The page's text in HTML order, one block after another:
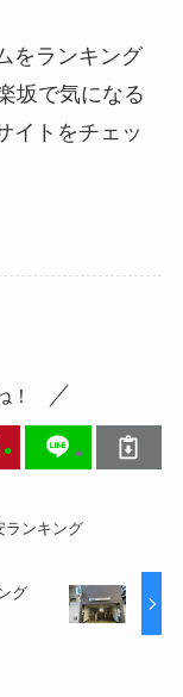
をランキング
坂で気になる
イトをチェッ
！
ランキング
グ